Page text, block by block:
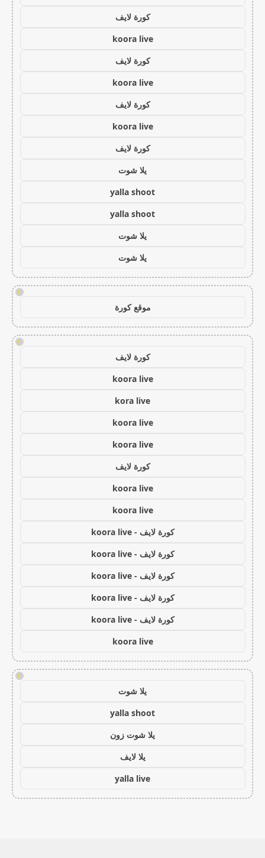
كورة لايف
koora live
كورة لايف
koora live
كورة لايف
koora live
كورة لايف
يلا شوت
yalla shoot
yalla shoot
يلا شوت
يلا شوت
!
موقع كورة
!
كورة لايف
koora live
kora live
koora live
koora live
كورة لايف
koora live
koora live
كورة لايف - koora live
كورة لايف - koora live
كورة لايف - koora live
كورة لايف - koora live
كورة لايف - koora live
koora live
!
يلا شوت
yalla shoot
يلا شوت زون
يلا لايف
yalla live